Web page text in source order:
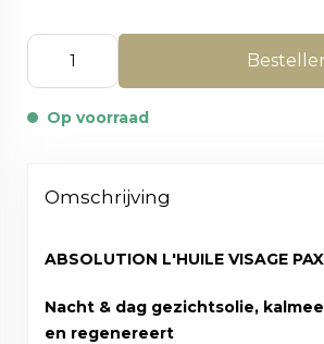
Op voorraad
Omschrijving
ABSOLUTION L'HUILE VISAGE
Nacht & dag gezichtsolie,
en regenereert